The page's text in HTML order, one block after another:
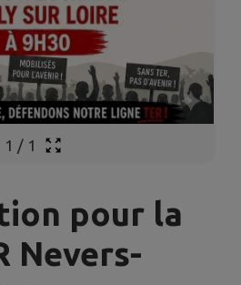
1 / 1
pour la
Nevers-